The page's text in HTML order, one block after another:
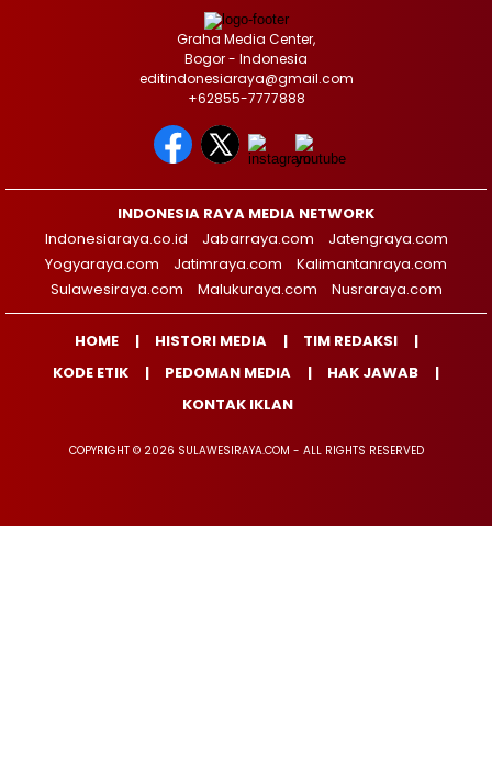
Graha Media Center,
Bogor - Indonesia
editindonesiaraya@gmail.com
+62855-7777888
INDONESIA RAYA MEDIA NETWORK
Indonesiaraya.co.id
Jabarraya.com
Jatengraya.com
Yogyaraya.com
Jatimraya.com
Kalimantanraya.com
Sulawesiraya.com
Malukuraya.com Nusraraya.com
HOME HISTORI MEDIA
TIM REDAKSI
KODE ETIK
PEDOMAN MEDIA
HAK JAWAB
KONTAK IKLAN
COPYRIGHT © 2026 SULAWESIRAYA.COM - ALL RIGHTS RESERVED